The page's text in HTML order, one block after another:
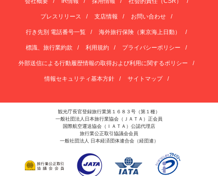
プレスリリース 支店情報 お問い合わせ
行き先別 電話番号一覧 海外旅行保険（東京海上日動）
標識、旅行業約款 利用規約 プライバシーポリシー
外部送信による行動履歴情報の取得および利用に関するポリシー
情報セキュリティ基本方針 サイトマップ
観光庁長官登録旅行業第１６８３号（第１種）
一般社団法人日本旅行業協会（ＪＡＴＡ）正会員
国際航空運送協会（ＩＡＴＡ）公認代理店
旅行業公正取引協議会会員
一般社団法人 日本経済団体連合会（経団連）